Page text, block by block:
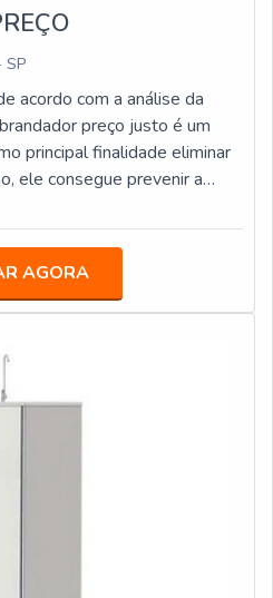
SP
acordo com a análise da
preço justo é um
principal finalidade eliminar
ele consegue prevenir a
são os constituintes
DO PRODUTONo
que a resina utilizada seja
substitui os seguintes
Cátions; Cálcio;
AGORA